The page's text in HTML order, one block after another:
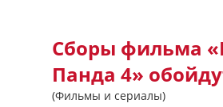
Сборы фильма
Панда 4»
(Фильмы и сериалы)